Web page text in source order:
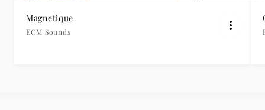
Magnetique
ECM Sounds